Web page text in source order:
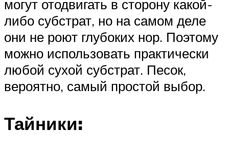
могут отодвигать в сторону какой-
либо субстрат, но на самом деле
они не роют глубоких нор. Поэтому
можно использовать практически
любой сухой субстрат. Песок,
вероятно, самый простой выбор.
Тайники: